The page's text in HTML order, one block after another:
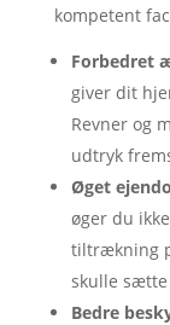
kompetent
Forbedret
giver dit
Revner og
udtryk
Øget
øger du
tiltrækning
skulle
Bedre